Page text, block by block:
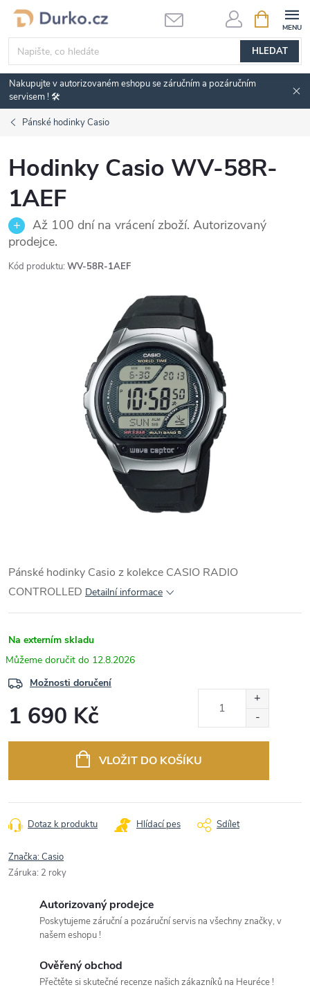
Přejít
obsah
HLEDAT
NÁKUPNÍ
KOŠÍK
Nakupujte v autorizovaném eshopu se záručním a pozáručním
servisem ! 🛠️
Pánské hodinky Casio
Hodinky Casio WV-58R-
1AEF
Až 100 dní na vrácení zboží. Autorizovaný
prodejce.
Kód produktu: WV-58R-1AEF
Pánské hodinky Casio z kolekce CASIO RADIO
CONTROLLED Detailní informace
Na externím skladu
12.8.2026
Možnosti doručení
1 690 Kč
VLOŽIT DO KOŠÍKU
Dotaz k produktu Hlídací pes Sdílet
Značka:Casio
Záruka: 2 roky
Autorizovaný prodejce
Poskytujeme záruční a pozáruční servis na všechny značky, v
našem eshopu !
Ověřený obchod
Přečtěte si skutečné recenze našich zákazníků na Heuréce !